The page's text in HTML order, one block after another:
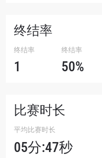
终结率
终结率
1
终结率
50%
比赛时长
平均比赛时长
05分:47秒